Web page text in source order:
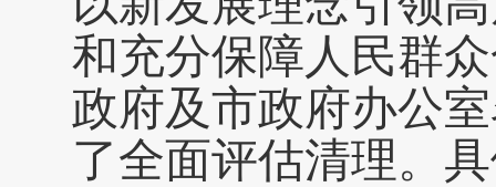
和充分保障人民群
政府及市政府办公
了全面评估清理。